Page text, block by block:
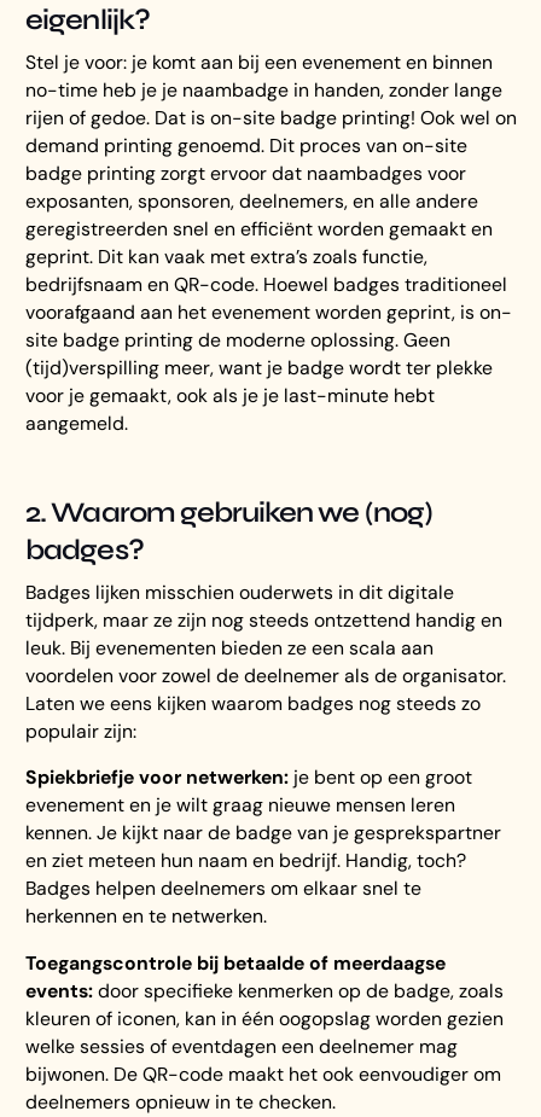
eigenlijk?
Stel je voor: je komt aan bij een evenement en binnen
no-time heb je je naambadge in handen, zonder lange
rijen of gedoe. Dat is on-site badge printing! Ook wel on
demand printing genoemd. Dit proces van on-site
badge printing zorgt ervoor dat naambadges voor
exposanten, sponsoren, deelnemers, en alle andere
geregistreerden snel en efficiënt worden gemaakt en
geprint. Dit kan vaak met extra’s zoals functie,
bedrijfsnaam en QR-code. Hoewel badges traditioneel
voorafgaand aan het evenement worden geprint, is on-
site badge printing de moderne oplossing. Geen
(tijd)verspilling meer, want je badge wordt ter plekke
voor je gemaakt, ook als je je last-minute hebt
aangemeld.
2. Waarom gebruiken we (nog)
badges?
Badges lijken misschien ouderwets in dit digitale
tijdperk, maar ze zijn nog steeds ontzettend handig en
leuk. Bij evenementen bieden ze een scala aan
voordelen voor zowel de deelnemer als de organisator.
Laten we eens kijken waarom badges nog steeds zo
populair zijn:
Spiekbriefje voor netwerken: je bent op een groot
evenement en je wilt graag nieuwe mensen leren
kennen. Je kijkt naar de badge van je gesprekspartner
en ziet meteen hun naam en bedrijf. Handig, toch?
Badges helpen deelnemers om elkaar snel te
herkennen en te netwerken.
Toegangscontrole bij betaalde of meerdaagse
events:door specifieke kenmerken op de badge, zoals
kleuren of iconen, kan in één oogopslag worden gezien
welke sessies of eventdagen een deelnemer mag
bijwonen. De QR-code maakt het ook eenvoudiger om
deelnemers opnieuw in te checken.